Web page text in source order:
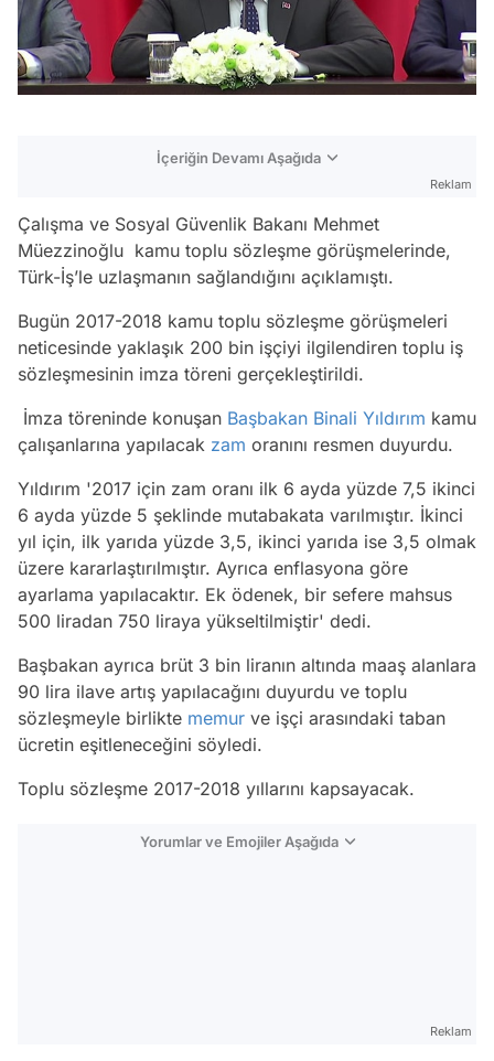
İçeriğin Devamı Aşağıda
Reklam
Çalışma ve Sosyal Güvenlik Bakanı Mehmet
Müezzinoğlu kamu toplu sözleşme görüşmelerinde,
Türk-İş’le uzlaşmanın sağlandığını açıklamıştı.
Bugün 2017-2018 kamu toplu sözleşme görüşmeleri
neticesinde yaklaşık 200 bin işçiyi ilgilendiren toplu iş
sözleşmesinin imza töreni gerçekleştirildi.
İmza töreninde konuşan Başbakan Binali Yıldırım kamu
çalışanlarına yapılacak zam oranını resmen duyurdu.
Yıldırım '2017 için zam oranı ilk 6 ayda yüzde 7,5 ikinci
6 ayda yüzde 5 şeklinde mutabakata varılmıştır. İkinci
yıl için, ilk yarıda yüzde 3,5, ikinci yarıda ise 3,5 olmak
üzere kararlaştırılmıştır. Ayrıca enflasyona göre
ayarlama yapılacaktır. Ek ödenek, bir sefere mahsus
500 liradan 750 liraya yükseltilmiştir' dedi.
Başbakan ayrıca brüt 3 bin liranın altında maaş alanlara
90 lira ilave artış yapılacağını duyurdu ve toplu
sözleşmeyle birlikte memur ve işçi arasındaki taban
ücretin eşitleneceğini söyledi.
Toplu sözleşme 2017-2018 yıllarını kapsayacak.
Yorumlar ve Emojiler Aşağıda
Reklam